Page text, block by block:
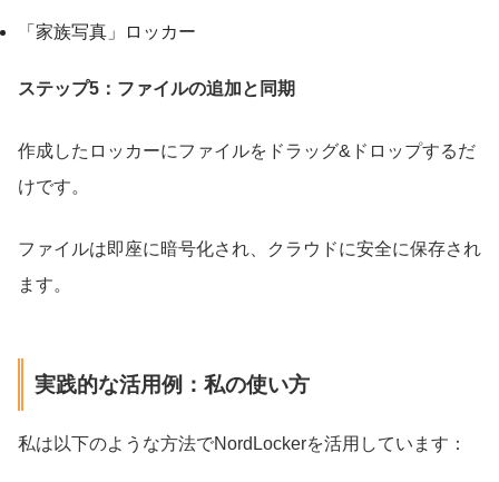
「家族写真」ロッカー
ステップ5：ファイルの追加と同期
作成したロッカーにファイルをドラッグ&ドロップするだ
けです。
ファイルは即座に暗号化され、クラウドに安全に保存され
ます。
実践的な活用例：私の使い方
私は以下のような方法でNordLockerを活用しています：